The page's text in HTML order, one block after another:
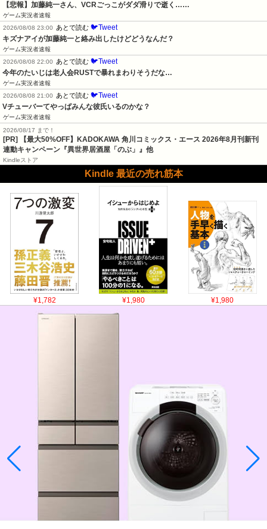
【悲報】加藤純一さん、VCRごっこがダダ滑りで逝く……
ゲーム実況者速報
2026/08/08 23:00 あとで読む 🐦Tweet
キズナアイが加藤純一と絡み出したけどどうなんだ？
ゲーム実況者速報
2026/08/08 22:00 あとで読む 🐦Tweet
今年のたいじは老人会RUSTで暴れまわりそうだな…
ゲーム実況者速報
2026/08/08 21:00 あとで読む 🐦Tweet
Vチューバーてやっぱみんな彼氏いるのかな？
ゲーム実況者速報
2026/08/17 まで！
[PR] 【最大50%OFF】KADOKAWA 角川コミックス・エース 2026年8月刊新刊
連動キャンペーン『異世界居酒屋「のぶ」』他
Kindleストア
Kindle 最近の売れ筋本
¥1,782 ¥1,980 ¥1,980